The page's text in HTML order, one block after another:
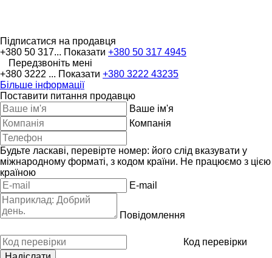
Підписатися на продавця
+380 50 317... Показати +380 50 317 4945
Передзвоніть мені
+380 3222 ... Показати +380 3222 43235
Більше інформації
Поставити питання продавцю
Ваше ім'я
Компанія
Будьте ласкаві, перевірте номер: його слід вказувати у
міжнародному форматі, з кодом країни. Не працюємо з цією
країною
E-mail
Повідомлення
Код перевірки